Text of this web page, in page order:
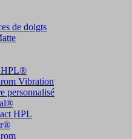
de doigts
HPL®
Vibration
personnalisé
HPL